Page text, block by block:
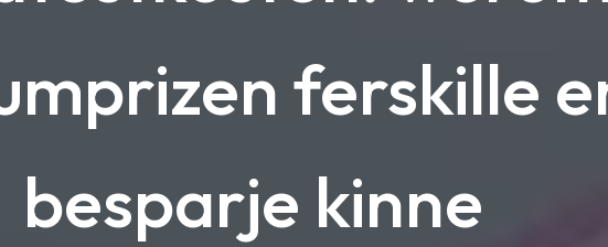
ferskille
besparje kinne